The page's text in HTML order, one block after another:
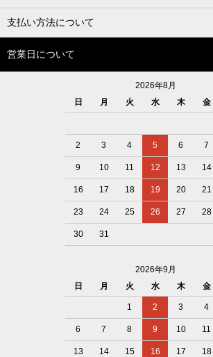
支払い方法について
営業日について
2026年8月
日
月 火 水 木 金
2 3 4 5 6 7
9 10 11 12 13 14
16 17 18 19 20 21
23 24 25 26 27 28
30 31
2026年9月
日
月 火 水 木 金
1 2 3 4
6 7 8 9 10 11
13 14 15 16 17 18